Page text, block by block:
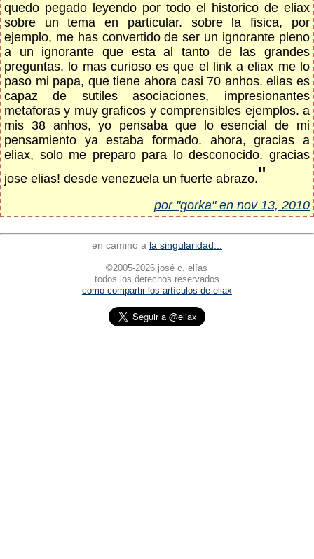
quedo pegado leyendo por todo el historico de eliax
sobre un tema en particular. sobre la fisica, por
ejemplo, me has convertido de ser un ignorante pleno
a un ignorante que esta al tanto de las grandes
preguntas. lo mas curioso es que el link a eliax me lo
paso mi papa, que tiene ahora casi 70 anhos. elias es
capaz de sutiles asociaciones, impresionantes
metaforas y muy graficos y comprensibles ejemplos. a
mis 38 anhos, yo pensaba que lo esencial de mi
pensamiento ya estaba formado. ahora, gracias a
eliax, solo me preparo para lo desconocido. gracias
jose elias! desde venezuela un fuerte abrazo."
por "gorka" en nov 13, 2010
en camino a la singularidad...
©2005-2026 josé c. elías
todos los derechos reservados
como compartir los artículos de eliax